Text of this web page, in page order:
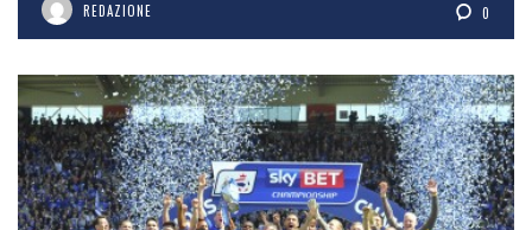
REDAZIONE 0